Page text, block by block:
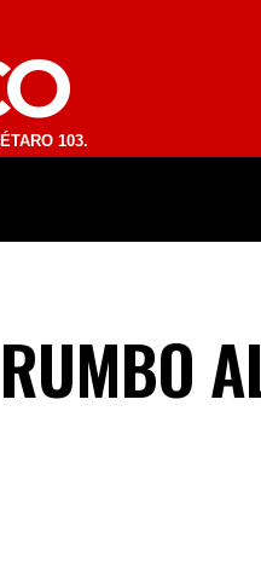
FM | SAN JUAN DEL RÍO